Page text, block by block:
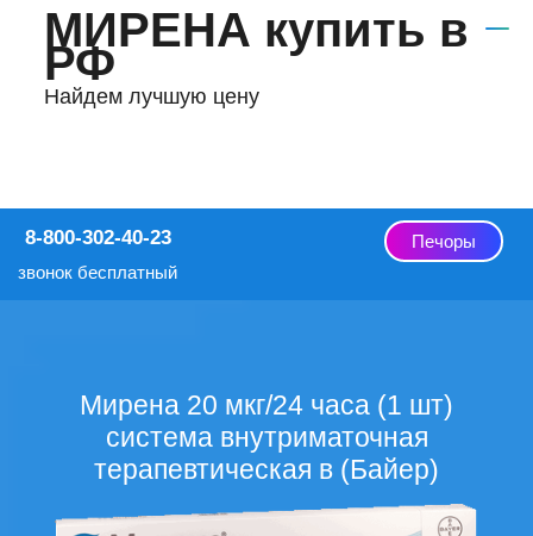
МИРЕНА купить в
РФ
Найдем лучшую цену
8-800-302-40-23
звонок бесплатный
Печоры
Мирена 20 мкг/24 часа (1 шт)
система внутриматочная
терапевтическая в (Байер)